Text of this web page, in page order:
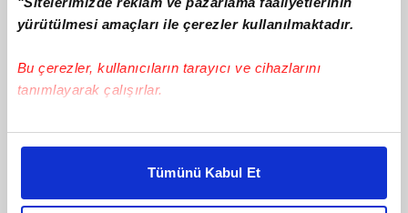
yürütülmesi amaçları ile çerezler kullanılmaktadır.
Bu çerezler, kullanıcıların tarayıcı ve cihazlarını
tanımlayarak çalışırlar.
Bu çerezlere izin vermeniz halinde sizlere özel
daha iyi reklam deneyimi yaşatabiliriz. Bunu yaparken
amacımızın size daha iyi bir reklam deneyimi sunmak
Tümünü Kabul Et
TRANSFER | Trabzonspor, Darwin
Nunez İle Yapılan Görüşmelerde Önemli